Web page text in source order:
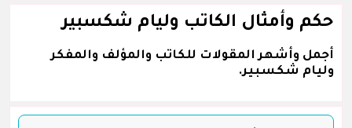
حكم وأمثال الكاتب وليام شكسبير
أجمل وأشهر المقولات للكاتب والمؤلف والمفكر
وليام شكسبير.